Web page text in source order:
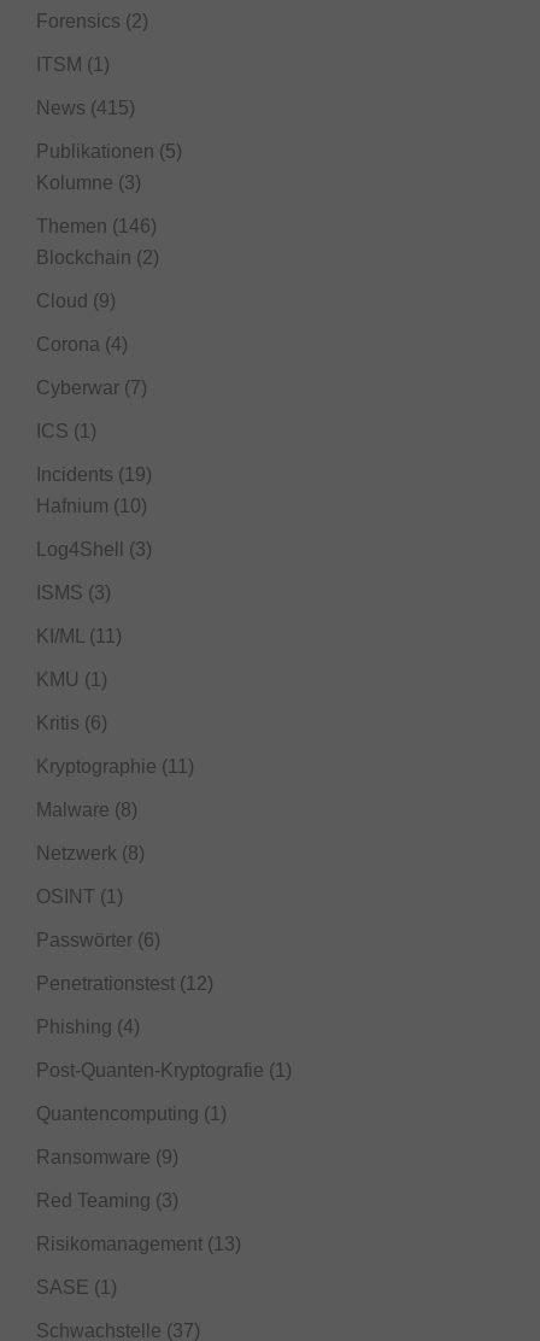
Forensics (2)
ITSM (1)
News (415)
Publikationen (5)
Kolumne (3)
Themen (146)
Blockchain (2)
Cloud (9)
Corona (4)
Cyberwar (7)
ICS (1)
Incidents (19)
Hafnium (10)
Log4Shell (3)
ISMS (3)
KI/ML (11)
KMU (1)
Kritis (6)
Kryptographie (11)
Malware (8)
Netzwerk (8)
OSINT (1)
Passwörter (6)
Penetrationstest (12)
Phishing (4)
Post-Quanten-Kryptografie (1)
Quantencomputing (1)
Ransomware (9)
Red Teaming (3)
Risikomanagement (13)
SASE (1)
Schwachstelle (37)